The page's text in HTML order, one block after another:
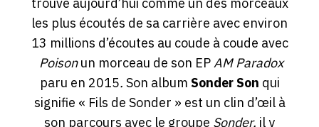
les plus écoutés de sa carrière avec environ
13 millions d’écoutes au coude à coude avec
Poisonun morceau de son EPAM Paradox
paru en 2015.Son albumSonderSon qui
signifie « Fils de Sonder » est un clin d’œil à
son parcours avec le groupe Sonder, il y